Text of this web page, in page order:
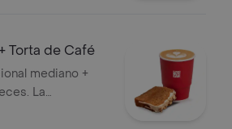
Torta de Café
mediano +
La
puede